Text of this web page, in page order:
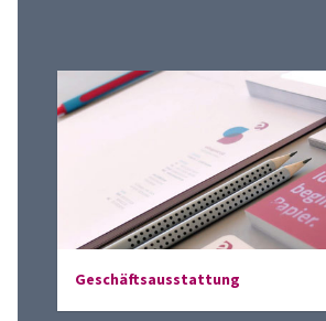
Geschäftsausstattung